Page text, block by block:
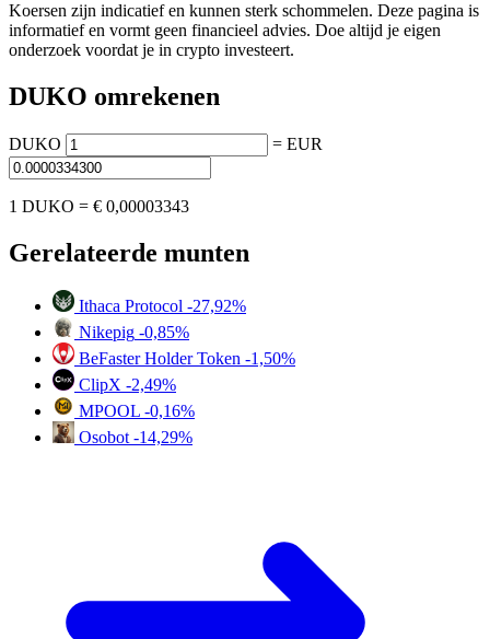
Koersen zijn indicatief en kunnen sterk schommelen. Deze pagina is
informatief en vormt geen financieel advies. Doe altijd je eigen
onderzoek voordat je in crypto investeert.
DUKO omrekenen
DUKO = EUR
1 DUKO = € 0,00003343
Gerelateerde munten
Ithaca Protocol -27,92%
Nikepig -0,85%
BeFaster Holder Token -1,50%
ClipX -2,49%
MPOOL -0,16%
Osobot -14,29%